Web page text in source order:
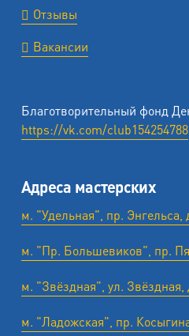
Отзывы
Вакансии
Благотворительный фонд
https://vk.com/club154254788
Адреса мастерских
м. "Удельная", пр. Энгельса,
м. "Пр. Большевиков", пр.
м. "Звёздная", ул. Звёздная,
м. "Ладожская", пр.